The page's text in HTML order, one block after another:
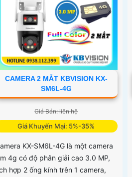
CAMERA 2 MẮT KBVISION KX-
SM6L-4G
Giá Bán: liên hệ
Giá Khuyến Mại: 5%-35%
KX-SM6L-4G là một camera
4g có độ phân giải cao 3.0 MP,
hợp 2 ống kính trên 1 camera,